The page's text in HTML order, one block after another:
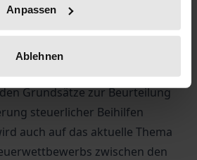
Anpassen
Ablehnen
als staatliche
EG-Vertrages zu behandeln
sich daraus ergeben. Als
Grundsätze zur Beurteilung
steuerlicher Beihilfen
auch auf das aktuelle Thema
zwischen den